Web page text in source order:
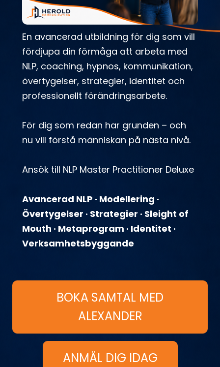
En avancerad utbildning för dig som vill
fördjupa din förmåga att arbeta med
NLP, coaching, hypnos, kommunikation,
övertygelser, strategier, identitet och
professionellt förändringsarbete.
För dig som redan har grunden – och
nu vill förstå människan på nästa nivå.
Ansök till NLP Master Practitioner Deluxe
Avancerad NLP · Modellering ·
Övertygelser · Strategier · Sleight of
Mouth · Metaprogram · Identitet ·
Verksamhetsbyggande
BOKA SAMTAL MED
ALEXANDER
ANMÄL DIG IDAG